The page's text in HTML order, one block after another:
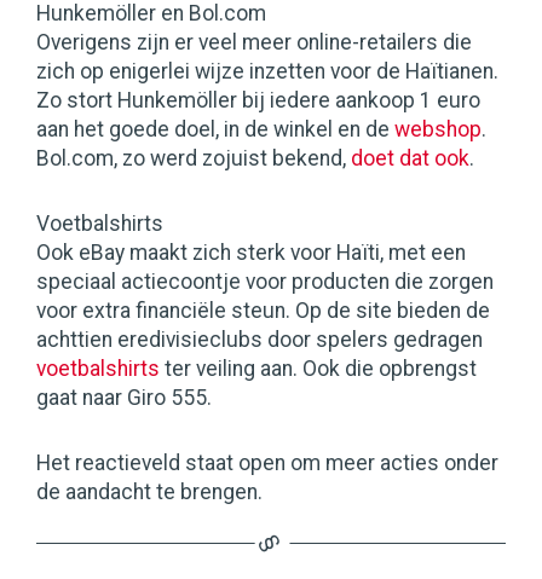
Hunkemöller en Bol.com
Overigens zijn er veel meer online-retailers die
zich op enigerlei wijze inzetten voor de Haïtianen.
Zo stort Hunkemöller bij iedere aankoop 1 euro
aan het goede doel, in de winkel en de webshop.
Bol.com, zo werd zojuist bekend, doet dat ook.
Voetbalshirts
Ook eBay maakt zich sterk voor Haïti, met een
speciaal actiecoontje voor producten die zorgen
voor extra financiële steun. Op de site bieden de
achttien eredivisieclubs door spelers gedragen
voetbalshirts ter veiling aan. Ook die opbrengst
gaat naar Giro 555.
Het reactieveld staat open om meer acties onder
de aandacht te brengen.